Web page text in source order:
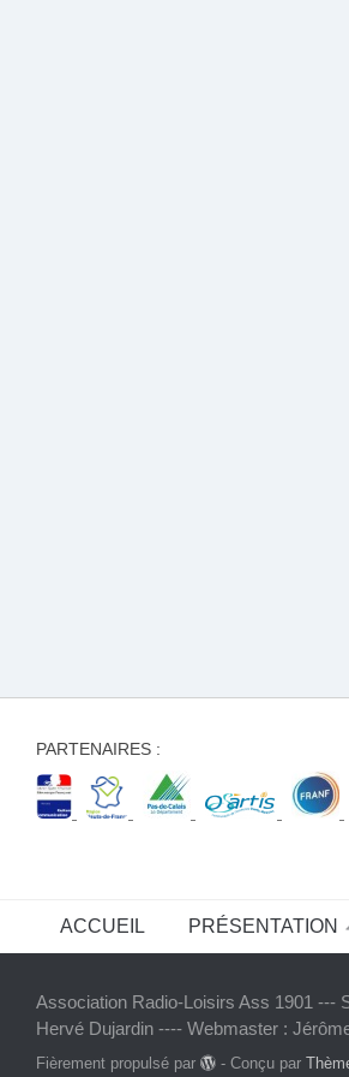
PARTENAIRES :
ACCUEIL PRÉSENTATION
Association Radio-Loisirs Ass 1901 ---
Hervé Dujardin ---- Webmaster :
Fièrement propulsé par - Conçu par